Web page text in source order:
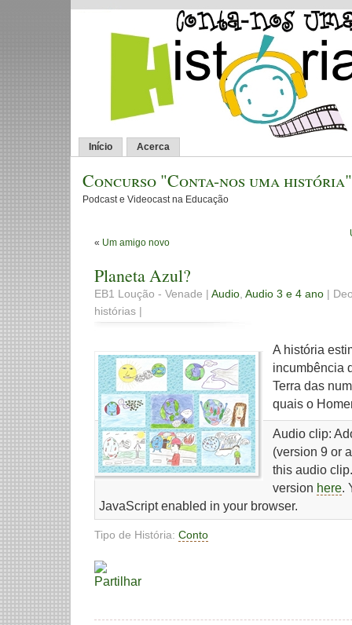
Início Acerca
Concurso "Conta-nos uma história"
Podcast e Videocast na Educação
« Um amigo novo
Planeta Azul?
EB1 Loução - Venade | Audio, Audio 3 e 4 ano |
histórias |
A história
incumbência
Terra das
quais o
Audio clip:
(version 9 or
this audio
version here.
JavaScript enabled in your browser.
Tipo de História: Conto